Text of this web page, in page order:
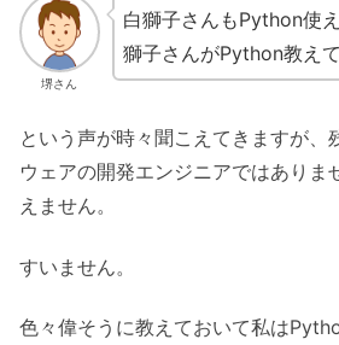
堺さん
白獅子さんもPython使
獅子さんがPython教えて
という声が時々聞こえてきますが、
ウェアの開発エンジニアではありま
えません。
すいません。
色々偉そうに教えておいて私は